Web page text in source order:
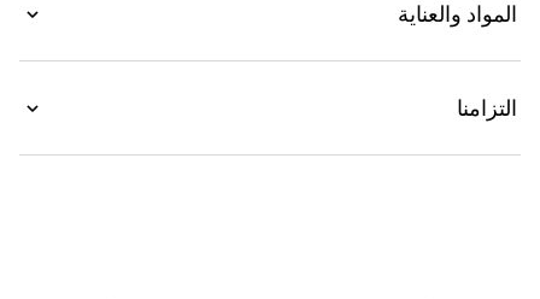
المواد والعناية
التزامنا